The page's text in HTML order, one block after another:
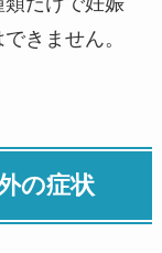
きません。
の症状